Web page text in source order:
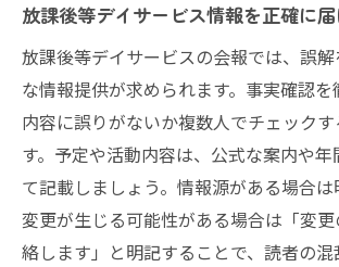
放課後等デイサービス情報を正確に
放課後等デイサービスの会報では、誤
な情報提供が求められます。事実確認を
内容に誤りがないか複数人でチェック
す。予定や活動内容は、公式な案内や
て記載しましょう。情報源がある場合
変更が生じる可能性がある場合は「変
絡します」と明記することで、読者の混